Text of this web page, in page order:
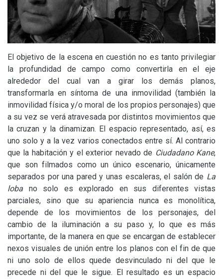
El objetivo de la escena en cuestión no es tanto privilegiar
la profundidad de campo como convertirla en el eje
alrededor del cual van a girar los demás planos,
transformarla en síntoma de una inmovilidad (también la
inmovilidad física y/o moral de los propios personajes) que
a su vez se verá atravesada por distintos movimientos que
la cruzan y la dinamizan. El espacio representado, así, es
uno solo y a la vez varios conectados entre sí. Al contrario
que la habitación y el exterior nevado de Ciudadano Kane,
que son filmados como un único escenario, únicamente
separados por una pared y unas escaleras, el salón de La
loba no solo es explorado en sus diferentes vistas
parciales, sino que su apariencia nunca es monolítica,
depende de los movimientos de los personajes, del
cambio de la iluminación a su paso y, lo que es más
importante, de la manera en que se encargan de establecer
nexos visuales de unión entre los planos con el fin de que
ni uno solo de ellos quede desvinculado ni del que le
precede ni del que le sigue. El resultado es un espacio